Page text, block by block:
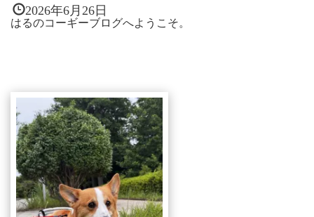
2026年6月26日
はるのコーギーブログへようこそ。